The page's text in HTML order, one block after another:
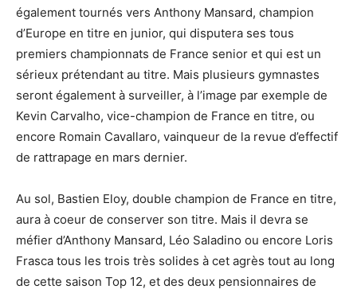
également tournés vers Anthony Mansard, champion
d’Europe en titre en junior, qui disputera ses tous
premiers championnats de France senior et qui est un
sérieux prétendant au titre. Mais plusieurs gymnastes
seront également à surveiller, à l’image par exemple de
Kevin Carvalho, vice-champion de France en titre, ou
encore Romain Cavallaro, vainqueur de la revue d’effectif
de rattrapage en mars dernier.
Au sol, Bastien Eloy, double champion de France en titre,
aura à coeur de conserver son titre. Mais il devra se
méfier d’Anthony Mansard, Léo Saladino ou encore Loris
Frasca tous les trois très solides à cet agrès tout au long
de cette saison Top 12, et des deux pensionnaires de